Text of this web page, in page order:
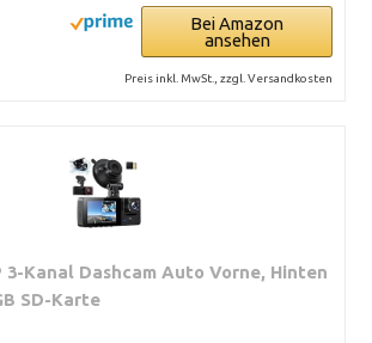
Bei Amazon
ansehen
Preis inkl. MwSt., zzgl. Versandkosten
3-Kanal Dashcam Auto Vorne, Hinten
SD-Karte